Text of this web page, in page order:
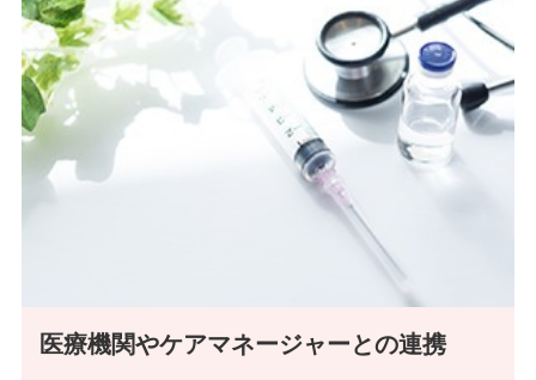
医療機関やケアマネージャーとの連携
初回無料体験
神戸すみれ治療院では本当の意味での疾病と戦い、もとの生活を
取り戻すことを願っている方やそのご家族の助けになれるよう
に、気軽に頼っていただくために初回無料体験を実施しておりま